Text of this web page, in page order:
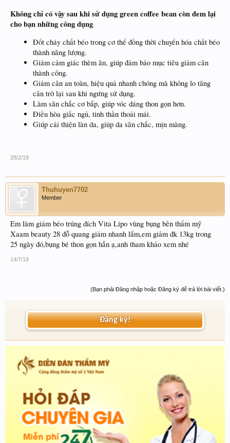
Không chỉ có vậy sau khi sử dụng green coffee bean còn đem lại
cho bạn những công dụng
Đốt cháy chất béo trong cơ thể đồng thời chuyển hóa chất béo
thành năng lượng.
Giảm cảm giác thèm ăn, giúp đảm bảo mục tiêu giảm cân
thành công.
Giảm cân an toàn, hiệu quả nhanh chóng mà không lo tăng
cân trở lại sau khi ngưng sử dụng.
Làm săn chắc cơ bắp, giúp vóc dáng thon gọn hơn.
Điều hòa giấc ngủ, tinh thần thoải mái.
Giúp cải thiện làn da, giúp da săn chắc, mịn màng.
28/2/18
Thuhuyen7702
Member
Em làm giảm béo trúng đích Vita Lipo vùng bụng bên thẩm mỹ
Xaam beauty 28 đỗ quang giảm nhanh lắm,em giảm đk 13kg trong
25 ngày đó,bụng bé thon gọn hẳn ạ,anh tham khảo xem nhé
14/7/18
(Bạn phải Đăng nhập hoặc Đăng ký để trả lời bài viết.)
Đăng ký!